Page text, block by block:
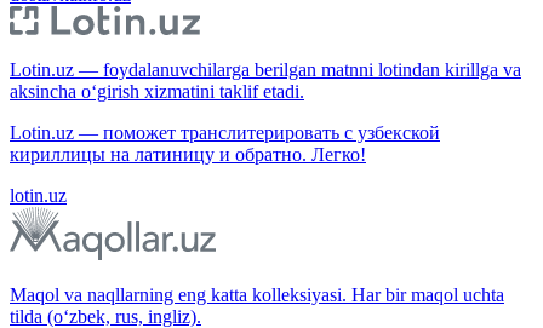
Lotin.uz — foydalanuvchilarga berilgan matnni lotindan kirillga va
aksincha o‘girish xizmatini taklif etadi.
Lotin.uz — поможет транслитерировать с узбекской
кириллицы на латиницу и обратно. Легко!
lotin.uz
Maqol va naqllarning eng katta kolleksiyasi. Har bir maqol uchta
tilda (o‘zbek, rus, ingliz).